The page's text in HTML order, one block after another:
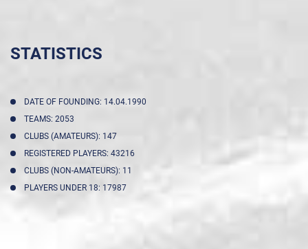
STATISTICS
DATE OF FOUNDING: 14.04.1990
TEAMS: 2053
CLUBS (AMATEURS): 147
REGISTERED PLAYERS: 43216
CLUBS (NON-AMATEURS): 11
PLAYERS UNDER 18: 17987